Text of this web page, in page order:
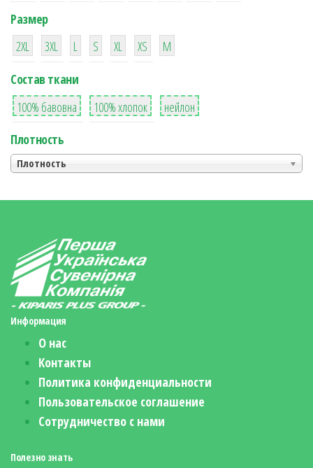
Размер
38
2XL
16
3XL
42
L
42
S
42
XL XS
М
Состав ткани
8
100% бавовна
36
100% хлопок
2
нейлон
Плотность
Плотность
Информация
О нас
Контакты
Политика конфиденциальности
Пользовательское соглашение
Сотрудничество с нами
Полезно знать